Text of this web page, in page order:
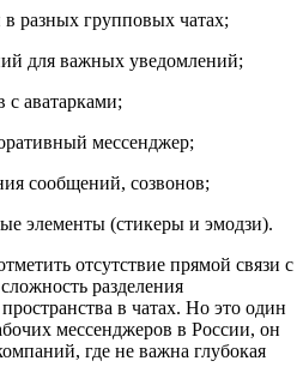
разных групповых чатах;
для важных уведомлений;
с аватарками;
мессенджер;
сообщений, созвонов;
элементы (стикеры и эмодзи).
отсутствие прямой связи с
разделения
в чатах. Но это один
мессенджеров в России, он
где не важна глубокая